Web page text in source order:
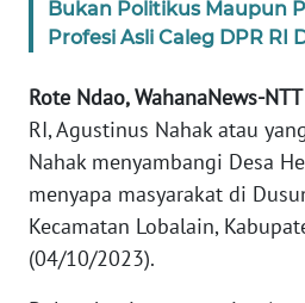
Bukan Politikus Maupun
Profesi Asli Caleg DPR RI
Rote Ndao, WahanaNews-
RI, Agustinus Nahak atau
Nahak menyambangi Desa
menyapa masyarakat di
Kecamatan Lobalain,
(04/10/2023).
WN
JABAR
BANTEN
WN
NTT